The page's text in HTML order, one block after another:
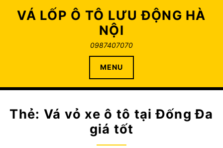
VÁ LỐP Ô TÔ LƯU ĐỘNG HÀ
NỘI
0987407070
MENU
Thẻ: Vá vỏ xe ô tô tại Đống Đa
giá tốt